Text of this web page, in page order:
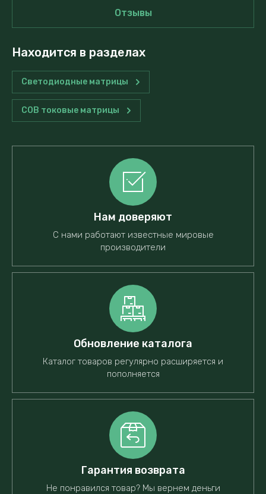
Отзывы
Находится в разделах
Светодиодные матрицы
COB токовые матрицы
Нам доверяют
С нами работают известные мировые
производители
Обновление каталога
Каталог товаров регулярно расширяется и
пополняется
Гарантия возврата
Не понравился товар? Мы вернем деньги